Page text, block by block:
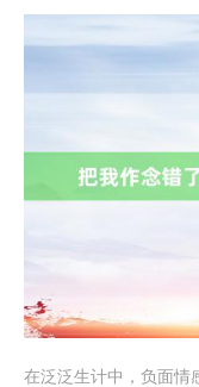
在泛泛生计中，负面情